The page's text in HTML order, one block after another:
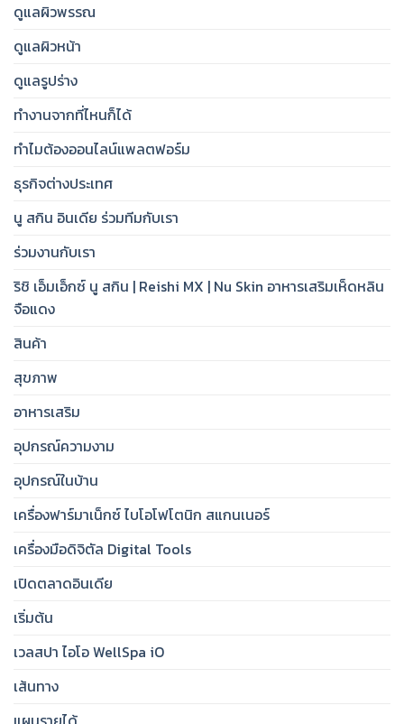
ดูแลผิวพรรณ
ดูแลผิวหน้า
ดูแลรูปร่าง
ทำงานจากที่ไหนก็ได้
ทำไมต้องออนไลน์แพลตฟอร์ม
ธุรกิจต่างประเทศ
นู สกิน อินเดีย ร่วมทีมกับเรา
ร่วมงานกับเรา
ริชิ เอ็มเอ็กซ์ นู สกิน | Reishi MX | Nu Skin อาหารเสริมเห็ดหลิน
จือแดง
สินค้า
สุขภาพ
อาหารเสริม
อุปกรณ์ความงาม
อุปกรณ์ในบ้าน
เครื่องฟาร์มาเน็กซ์ ไบโอโฟโตนิก สแกนเนอร์
เครื่องมือดิจิตัล Digital Tools
เปิดตลาดอินเดีย
เริ่มต้น
เวลสปา ไอโอ WellSpa iO
เส้นทาง